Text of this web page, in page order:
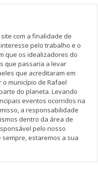
com a finalidade de
pelo trabalho e o
que os idealizadores do
que passaria a levar
que acreditaram em
município de Rafael
do planeta. Levando
eventos ocorridos na
a responsabilidade
dentro da área de
pelo nosso
estaremos a sua